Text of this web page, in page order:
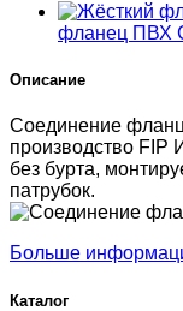
фланец ПВХ
Описание
Соединение
производство FIP
без бурта,
патрубок.
Больше
Каталог